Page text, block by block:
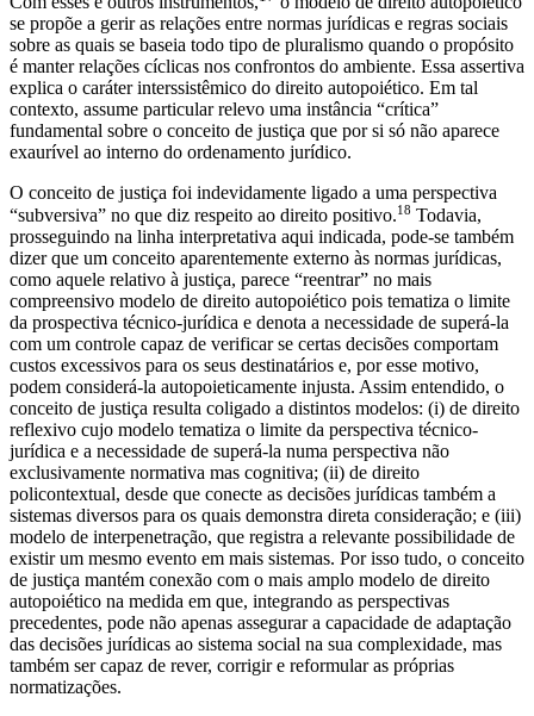
se propõe a gerir as relações entre normas jurídicas e regras sociais
sobre as quais se baseia todo tipo de pluralismo quando o propósito
é manter relações cíclicas nos confrontos do ambiente. Essa assertiva
explica o caráter interssistêmico do direito autopoiético. Em tal
contexto, assume particular relevo uma instância “crítica”
fundamental sobre o conceito de justiça que por si só não aparece
exaurível ao interno do ordenamento jurídico.
O conceito de justiça foi indevidamente ligado a uma perspectiva
“subversiva” no que diz respeito ao direito positivo.18 Todavia,
prosseguindo na linha interpretativa aqui indicada, pode-se também
dizer que um conceito aparentemente externo às normas jurídicas,
como aquele relativo à justiça, parece “reentrar” no mais
compreensivo modelo de direito autopoiético pois tematiza o limite
da prospectiva técnico-jurídica e denota a necessidade de superá-la
com um controle capaz de verificar se certas decisões comportam
custos excessivos para os seus destinatários e, por esse motivo,
podem considerá-la autopoieticamente injusta. Assim entendido, o
conceito de justiça resulta coligado a distintos modelos: (i) de direito
reflexivo cujo modelo tematiza o limite da perspectiva técnico-
jurídica e a necessidade de superá-la numa perspectiva não
exclusivamente normativa mas cognitiva; (ii) de direito
policontextual, desde que conecte as decisões jurídicas também a
sistemas diversos para os quais demonstra direta consideração; e (iii)
modelo de interpenetração, que registra a relevante possibilidade de
existir um mesmo evento em mais sistemas. Por isso tudo, o conceito
de justiça mantém conexão com o mais amplo modelo de direito
autopoiético na medida em que, integrando as perspectivas
precedentes, pode não apenas assegurar a capacidade de adaptação
das decisões jurídicas ao sistema social na sua complexidade, mas
também ser capaz de rever, corrigir e reformular as próprias
normatizações.